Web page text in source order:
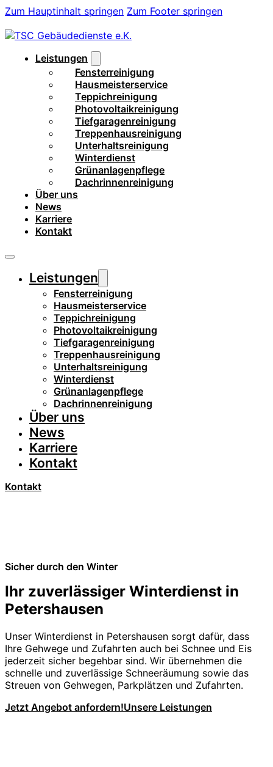
Zum Hauptinhalt springen Zum Footer springen
Leistungen
Fensterreinigung
Hausmeisterservice
Teppichreinigung
Photovoltaikreinigung
Tiefgaragenreinigung
Treppenhausreinigung
Unterhaltsreinigung
Winterdienst
Grünanlagenpflege
Dachrinnenreinigung
Über uns
News
Karriere
Kontakt
Leistungen
Fensterreinigung
Hausmeisterservice
Teppichreinigung
Photovoltaikreinigung
Tiefgaragenreinigung
Treppenhausreinigung
Unterhaltsreinigung
Winterdienst
Grünanlagenpflege
Dachrinnenreinigung
Über uns
News
Karriere
Kontakt
Kontakt
Sicher durch den Winter
Ihr zuverlässiger Winterdienst in
Petershausen
Unser Winterdienst in Petershausen sorgt dafür, dass
Ihre Gehwege und Zufahrten auch bei Schnee und Eis
jederzeit sicher begehbar sind. Wir übernehmen die
schnelle und zuverlässige Schneeräumung sowie das
Streuen von Gehwegen, Parkplätzen und Zufahrten.
Jetzt Angebot anfordern!Unsere Leistungen